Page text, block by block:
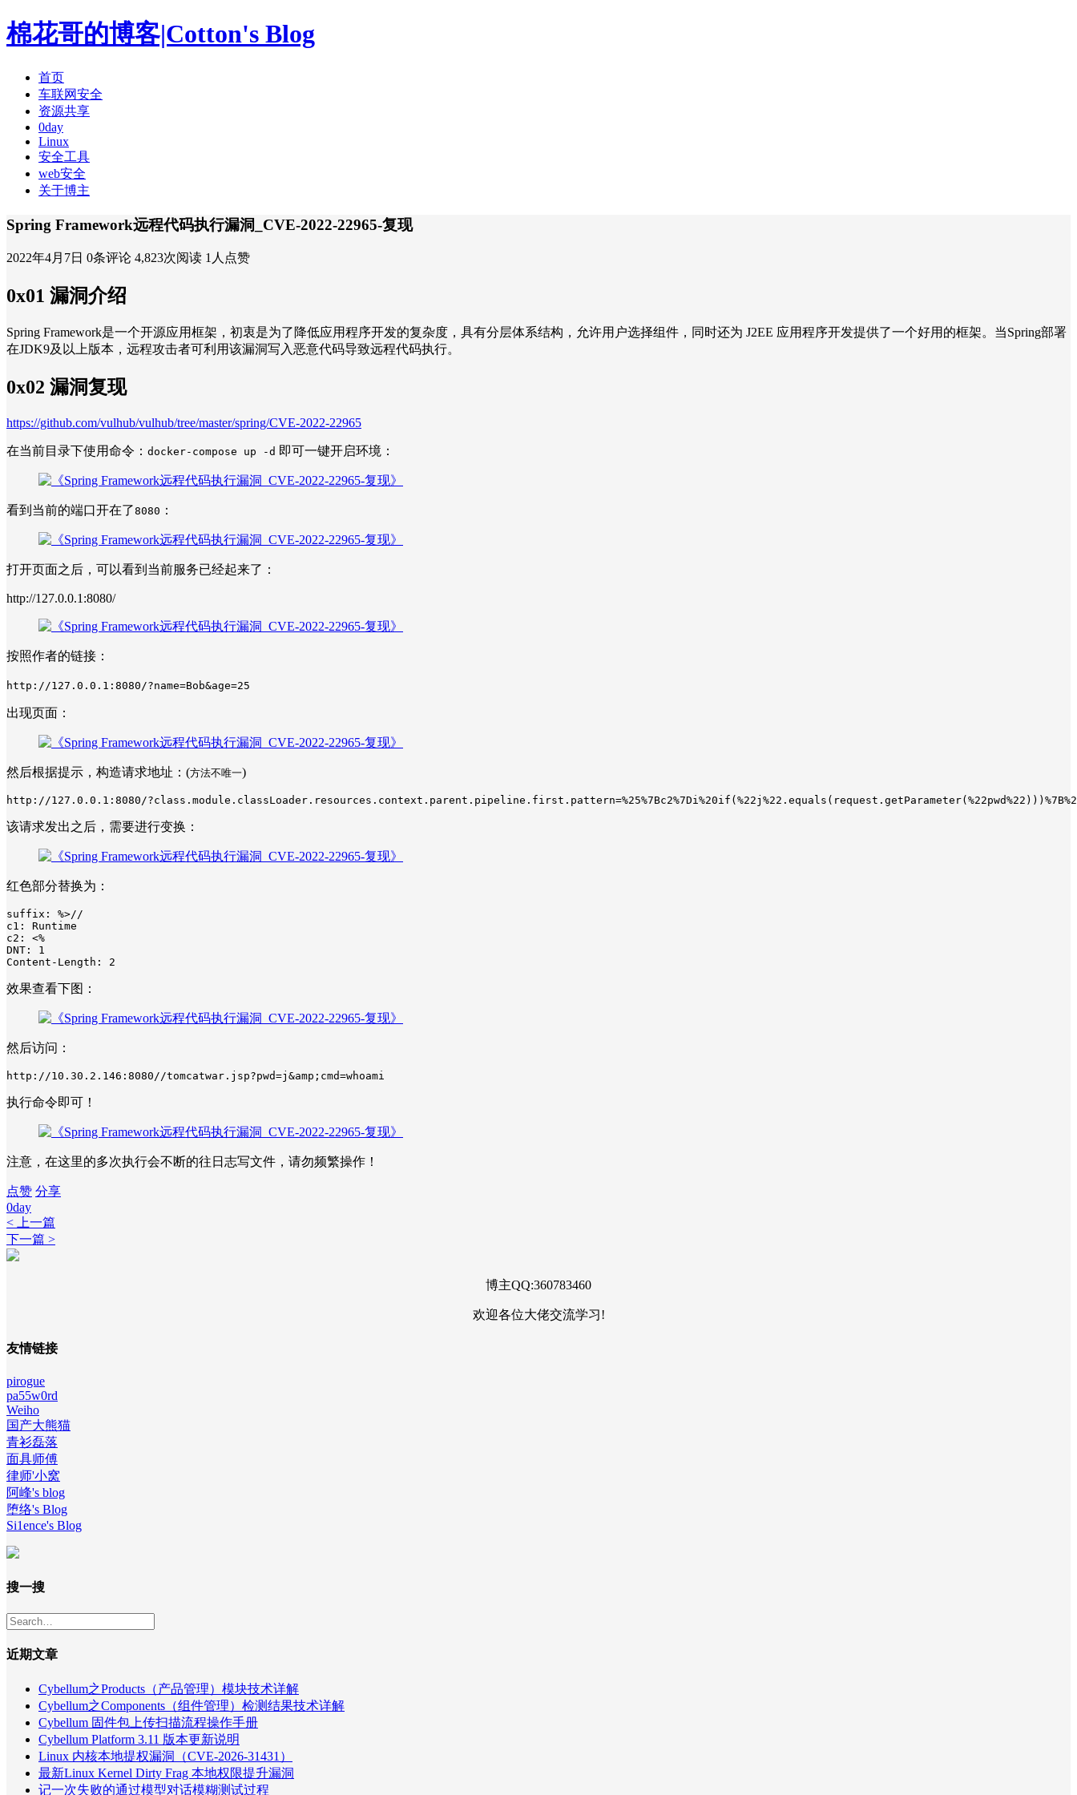
棉花哥的博客|Cotton's Blog
首页
车联网安全
资源共享
0day
Linux
安全工具
web安全
关于博主
Spring Framework远程代码执行漏洞_CVE-2022-22965-复现
2022年4月7日 0条评论 4,823次阅读 1人点赞
0x01 漏洞介绍
Spring Framework是一个开源应用框架，初衷是为了降低应用程序开发的复杂度，具有分层体系结构，允许用户选择组件，同时还为 J2EE 应用程序开发提供了一个好用的框架。当Spring部署
在JDK9及以上版本，远程攻击者可利用该漏洞写入恶意代码导致远程代码执行。
0x02 漏洞复现
https://github.com/vulhub/vulhub/tree/master/spring/CVE-2022-22965
在当前目录下使用命令： docker-compose up -d 即可一键开启环境：
看到当前的端口开在了8080 ：
打开页面之后，可以看到当前服务已经起来了：
http://127.0.0.1:8080/
按照作者的链接：
http://127.0.0.1:8080/?name=Bob&age=25
出现页面：
然后根据提示，构造请求地址：(方法不唯一)
http://127.0.0.1:8080/
该请求发出之后，需要进行变换：
红色部分替换为：
suffix: %>//
c1: Runtime
c2: <%
DNT: 1
效果查看下图：
然后访问：
执行命令即可！
注意，在这里的多次执行会不断的往日志写文件，请勿频繁操作！
点赞 分享
0day
< 上一篇
下一篇 >
博主QQ:360783460
欢迎各位大佬交流学习!
友情链接
pirogue
pa55w0rd
Weiho
国产大熊猫
青衫磊落
面具师傅
律师'小窝
阿峰's blog
堕络's Blog
Si1ence's Blog
搜一搜
近期文章
Cybellum之Products（产品管理）模块技术详解
Cybellum之Components（组件管理）检测结果技术详解
Cybellum 固件包上传扫描流程操作手册
Cybellum Platform 3.11 版本更新说明
Linux 内核本地提权漏洞（CVE-2026-31431）
最新Linux Kernel Dirty Frag 本地权限提升漏洞
记一次失败的通过模型对话模糊测试过程